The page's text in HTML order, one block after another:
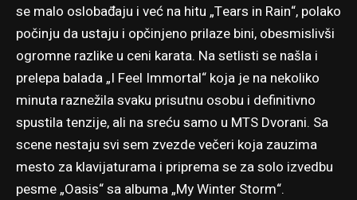
se malo oslobađaju i već na hitu „Tears in Rain“, polako
počinju da ustaju i opčinjeno prilaze bini, obesmislivši
ogromne razlike u ceni karata. Na setlisti se našla i
prelepa balada „I Feel Immortal“ koja je na nekoliko
minuta raznežila svaku prisutnu osobu i definitivno
spustila tenzije, ali na sreću samo u MTS Dvorani. Sa
scene nestaju svi sem zvezde večeri koja zauzima
mesto za klavijaturama i priprema se za solo izvedbu
pesme „Oasis“ sa albuma „My Winter Storm“.